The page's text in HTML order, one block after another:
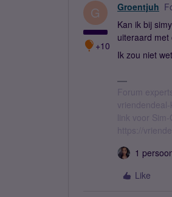
G
+10
Groentjuh
Kan ik bij
uiteraard met
Ik zou niet
Forum
link voor
https://
1
Like